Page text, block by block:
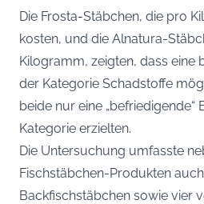
Die Frosta-Stäbchen, die pro
kosten, und die Alnatura-
Kilogramm, zeigten, dass eine
der Kategorie Schadstoffe
beide nur eine „befriedigende“
Kategorie erzielten.
Die Untersuchung umfasste
Fischstäbchen-Produkten
Backfischstäbchen sowie vier